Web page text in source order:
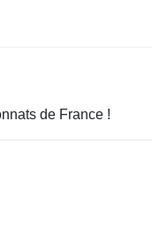
de France !